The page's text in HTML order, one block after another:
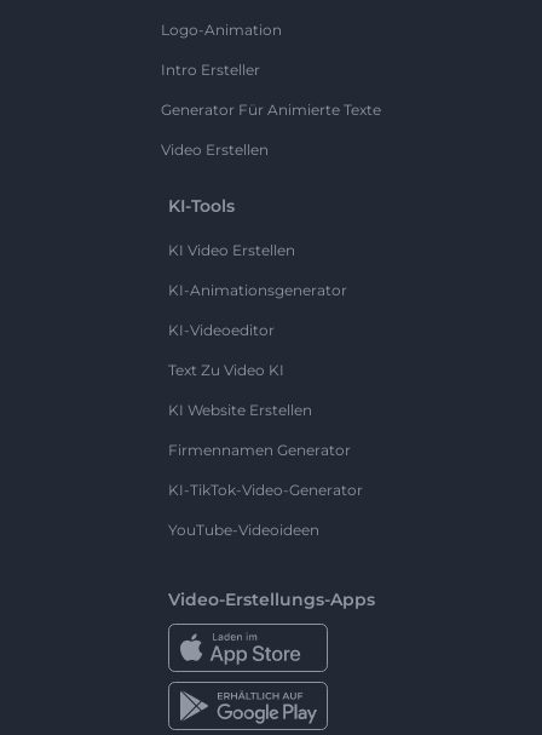
Logo-Animation
Intro Ersteller
Generator Für Animierte Texte
Video Erstellen
KI-Tools
KI Video Erstellen
KI-Animationsgenerator
KI-Videoeditor
Text Zu Video KI
KI Website Erstellen
Firmennamen Generator
KI-TikTok-Video-Generator
YouTube-Videoideen
Video-Erstellungs-Apps